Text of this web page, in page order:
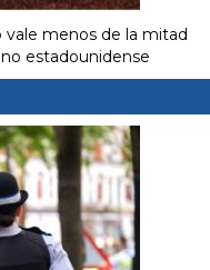
vale menos de la mitad
estadounidense